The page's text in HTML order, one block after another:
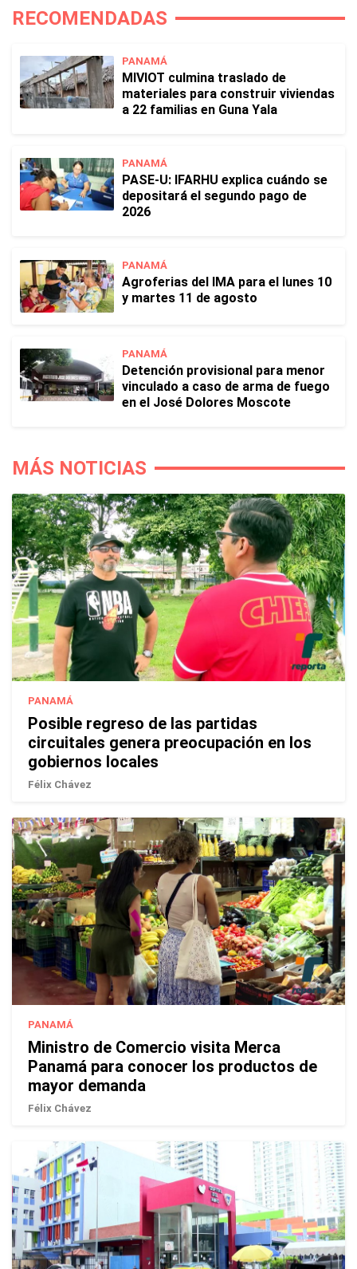
RECOMENDADAS
PANAMÁ
MIVIOT culmina traslado de
materiales para construir viviendas
a 22 familias en Guna Yala
PANAMÁ
PASE-U: IFARHU explica cuándo se
depositará el segundo pago de
2026
PANAMÁ
Agroferias del IMA para el lunes 10
y martes 11 de agosto
PANAMÁ
Detención provisional para menor
vinculado a caso de arma de fuego
en el José Dolores Moscote
MÁS NOTICIAS
PANAMÁ
Posible regreso de las partidas
circuitales genera preocupación en los
gobiernos locales
Félix Chávez
PANAMÁ
Ministro de Comercio visita Merca
Panamá para conocer los productos de
mayor demanda
Félix Chávez